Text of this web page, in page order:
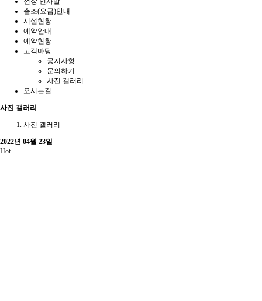
출조(요금)안내
시설현황
예약안내
예약현황
고객마당
공지사항
문의하기
사진 갤러리
오시는길
사진 갤러리
사진 갤러리
2022년 04월 23일
Hot